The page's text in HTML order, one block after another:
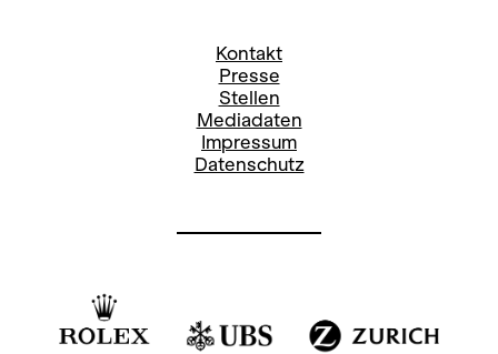
Kontakt
Presse
Stellen
Mediadaten
Impressum
Datenschutz